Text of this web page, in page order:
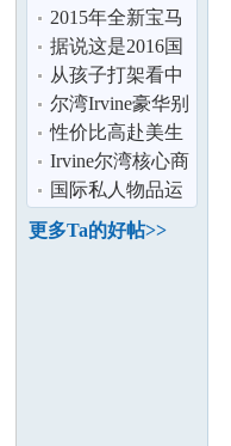
排别墅,投资回报
这么高！
2015年全新宝马
435敞篷系列
据说这是2016国
内最火的10部电
视剧,你都看
从孩子打架看中
美两国人的观念
差异
尔湾Irvine豪华别
墅房间出租
性价比高赴美生
子月子中心是什
么样？
Irvine尔湾核心商
务区办公室分租
国际私人物品运
输 衣服 鞋 家具
书籍 折扣
更多Ta的好帖>>